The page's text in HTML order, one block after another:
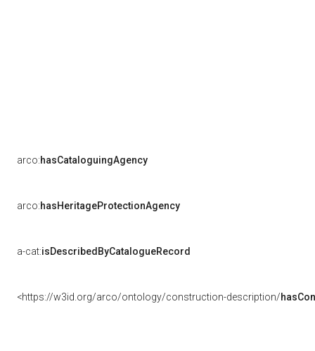
arco:hasCataloguingAgency
arco:hasHeritageProtectionAgency
a-cat:isDescribedByCatalogueRecord
<https://w3id.org/arco/ontology/construction-description/